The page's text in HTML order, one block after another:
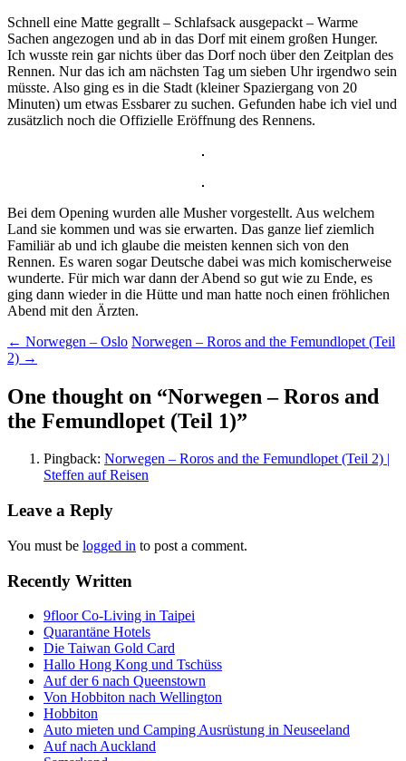
Schnell eine Matte gegrallt – Schlafsack ausgepackt – Warme
Sachen angezogen und ab in das Dorf mit einem großen Hunger.
Ich wusste rein gar nichts über das Dorf noch über den Zeitplan des
Rennen. Nur das ich am nächsten Tag um sieben Uhr irgendwo sein
müsste. Also ging es in die Stadt (kleiner Spaziergang von 20
Minuten) um etwas Essbarer zu suchen. Gefunden habe ich viel und
zusätzlich noch die Offizielle Eröffnung des Rennens.
Bei dem Opening wurden alle Musher vorgestellt. Aus welchem
Land sie kommen und was sie erwarten. Das ganze lief ziemlich
Familiär ab und ich glaube die meisten kennen sich von den
Rennen. Es waren sogar Deutsche dabei was mich komischerweise
wunderte. Für mich war dann der Abend so gut wie zu Ende, es
ging dann wieder in die Hütte und man hatte noch einen fröhlichen
Abend mit den Ärzten.
Post
navigation
← Norwegen – Oslo Norwegen – Roros and the Femundlopet (Teil
2) →
One thought on “Norwegen – Roros and
the Femundlopet (Teil 1)”
Pingback: Norwegen – Roros and the Femundlopet (Teil 2) |
Steffen auf Reisen
Leave a Reply
You must be logged in to post a comment.
Recently Written
9floor Co-Living in Taipei
Quarantäne Hotels
Die Taiwan Gold Card
Hallo Hong Kong und Tschüss
Auf der 6 nach Queenstown
Von Hobbiton nach Wellington
Hobbiton
Auto mieten und Camping Ausrüstung in Neuseeland
Auf nach Auckland